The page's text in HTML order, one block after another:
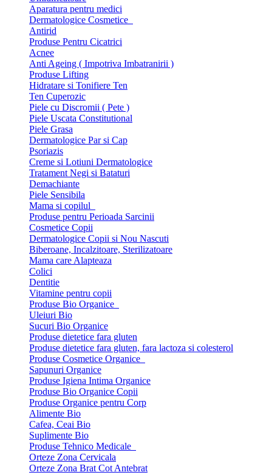
Aparatura pentru medici
Dermatologice Cosmetice
Antirid
Produse Pentru Cicatrici
Acnee
Anti Ageing ( Impotriva Imbatranirii )
Produse Lifting
Hidratare si Tonifiere Ten
Ten Cuperozic
Piele cu Discromii ( Pete )
Piele Uscata Constitutional
Piele Grasa
Dermatologice Par si Cap
Psoriazis
Creme si Lotiuni Dermatologice
Tratament Negi si Bataturi
Demachiante
Piele Sensibila
Mama si copilul
Produse pentru Perioada Sarcinii
Cosmetice Copii
Dermatologice Copii si Nou Nascuti
Biberoane, Incalzitoare, Sterilizatoare
Mama care Alapteaza
Colici
Dentitie
Vitamine pentru copii
Produse Bio Organice
Uleiuri Bio
Sucuri Bio Organice
Produse dietetice fara gluten
Produse dietetice fara gluten, fara lactoza si colesterol
Produse Cosmetice Organice
Sapunuri Organice
Produse Igiena Intima Organice
Produse Bio Organice Copii
Produse Organice pentru Corp
Alimente Bio
Cafea, Ceai Bio
Suplimente Bio
Produse Tehnico Medicale
Orteze Zona Cervicala
Orteze Zona Brat Cot Antebrat